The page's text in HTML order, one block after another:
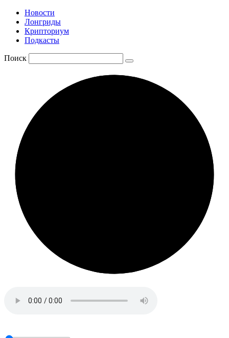
Новости
Лонгриды
Крипториум
Подкасты
Поиск